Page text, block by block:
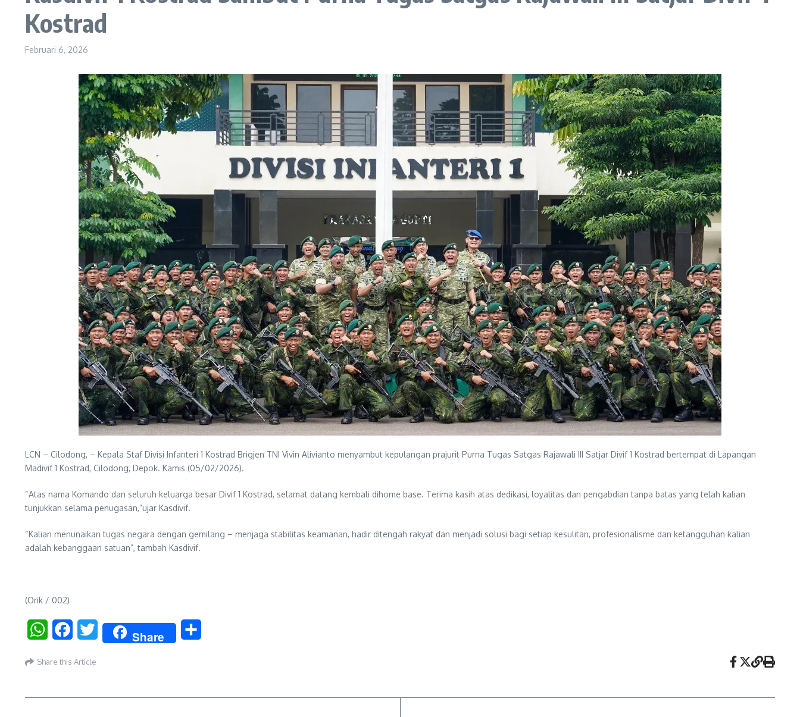
Kostrad
Februari 6, 2026
LCN – Cilodong, – Kepala Staf Divisi Infanteri 1 Kostrad Brigjen TNI Vivin Alivianto menyambut kepulangan prajurit Purna Tugas Satgas Rajawali III Satjar Divif 1 Kostrad bertempat di Lapangan
Madivif 1 Kostrad, Cilodong, Depok. Kamis (05/02/2026).
“Atas nama Komando dan seluruh keluarga besar Divif 1 Kostrad, selamat datang kembali dihome base. Terima kasih atas dedikasi, loyalitas dan pengabdian tanpa batas yang telah kalian
tunjukkan selama penugasan,”ujar Kasdivif.
“Kalian menunaikan tugas negara dengan gemilang – menjaga stabilitas keamanan, hadir ditengah rakyat dan menjadi solusi bagi setiap kesulitan, profesionalisme dan ketangguhan kalian
adalah kebanggaan satuan”, tambah Kasdivif.
(Orik / 002)
WhatsAppFacebookTwitter Share
Share this Article